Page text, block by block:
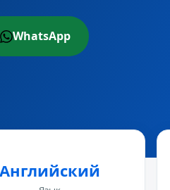
WhatsApp
Английский